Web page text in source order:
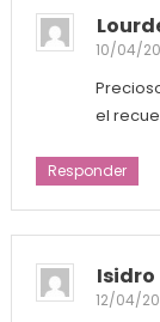
10/04/
el
Responder
Isidro
12/04/